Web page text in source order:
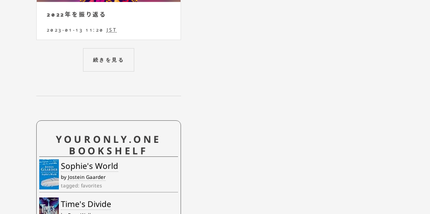
2022年を振り返る
2023-01-13 11:20 JST
続きを見る
YOURONLY.ONE
BOOKSHELF
Sophie's World
by Jostein Gaarder
tagged: favorites
Time's Divide